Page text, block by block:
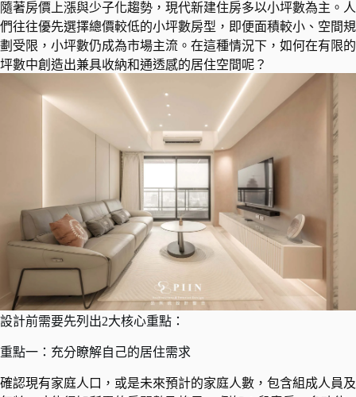
隨著房價上漲與少子化趨勢，現代新建住房多以小坪數為主。人
們往往優先選擇總價較低的小坪數房型，即便面積較小、空間規
劃受限，小坪數仍成為市場主流。在這種情況下，如何在有限的
坪數中創造出兼具收納和通透感的居住空間呢？
設計前需要先列出2大核心重點：
重點一：充分瞭解自己的居住需求
確認現有家庭人口，或是未來預計的家庭人數，包含組成人員及